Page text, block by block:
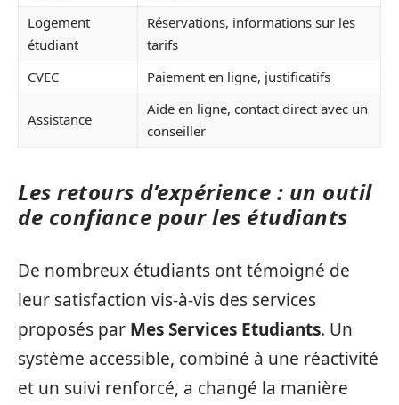
Logement
étudiant
Réservations, informations sur les
tarifs
CVEC
Paiement en ligne, justificatifs
Assistance
Aide en ligne, contact direct avec un
conseiller
Les retours d’expérience : un outil
de confiance pour les étudiants
De nombreux étudiants ont témoigné de
leur satisfaction vis-à-vis des services
proposés par Mes Services Etudiants. Un
système accessible, combiné à une réactivité
et un suivi renforcé, a changé la manière